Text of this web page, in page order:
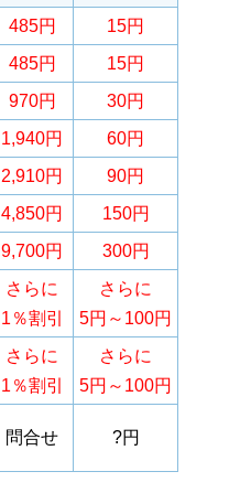
485円
15円
485円
15円
970円
30円
1,940円
60円
2,910円
90円
4,850円
150円
9,700円 300円
さらに
1％割引
さらに
5円～100円
さらに
1％割引
さらに
5円～100円
問合せ ?円